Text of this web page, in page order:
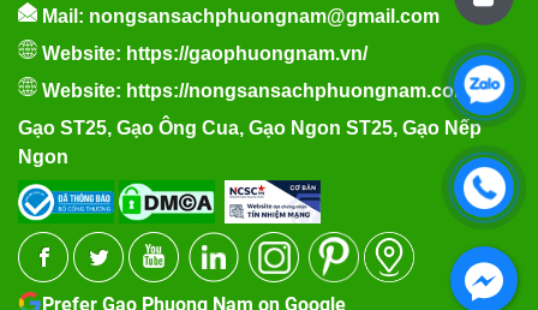
Mail: nongsansachphuongnam@gmail.com
Website: https://gaophuongnam.vn/
Website: https://nongsansachphuongnam.com
Gạo ST25, Gạo Ông Cua, Gạo Ngon ST25, Gạo Nếp
Ngon
Prefer Gao Phuong Nam on Google